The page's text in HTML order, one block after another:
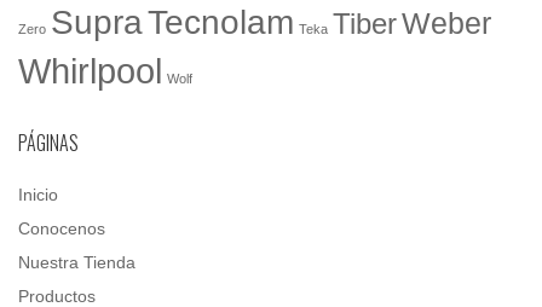
Zero SupraTecnolam Teka TiberWeber
Whirlpool Wolf
PÁGINAS
Inicio
Conocenos
Nuestra Tienda
Productos